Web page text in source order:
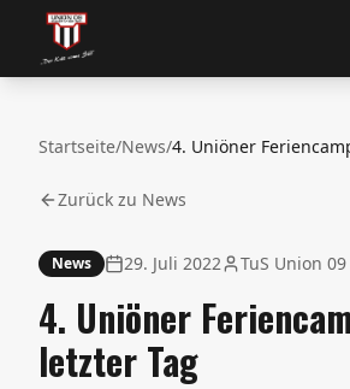
Startseite/News/
Zurück zu News
News 29. Juli 2022 TuS Union
4. Uniöner
letzter Tag